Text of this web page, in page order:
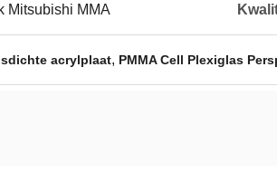
Mitsubishi MMA
acrylplaat, PMMA Cell Plexiglas